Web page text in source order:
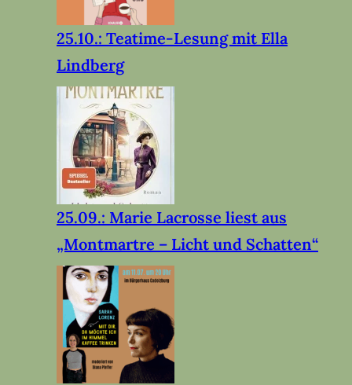
25.10.: Teatime-Lesung mit Ella
Lindberg
25.09.: Marie Lacrosse liest aus
„Montmartre – Licht und Schatten“